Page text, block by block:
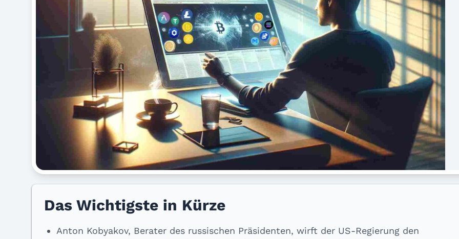
Das Wichtigste in Kürze
Anton Kobyakov, Berater des russischen Präsidenten, wirft der US-Regierung den